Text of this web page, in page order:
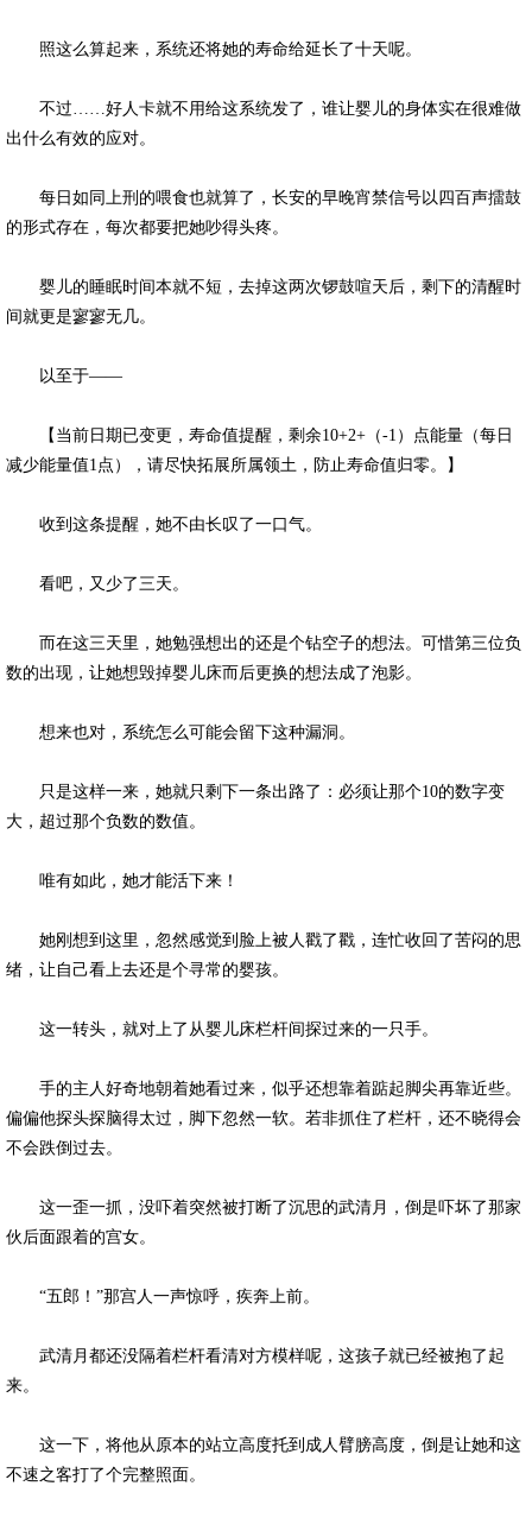
照这么算起来，系统还将她的寿命给延长了十天呢。
不过……好人卡就不用给这系统发了，谁让婴儿的身体实在很难做
出什么有效的应对。
每日如同上刑的喂食也就算了，长安的早晚宵禁信号以四百声擂鼓
的形式存在，每次都要把她吵得头疼。
婴儿的睡眠时间本就不短，去掉这两次锣鼓喧天后，剩下的清醒时
间就更是寥寥无几。
以至于——
【当前日期已变更，寿命值提醒，剩余10+2+（-1）点能量（每日
减少能量值1点），请尽快拓展所属领土，防止寿命值归零。】
收到这条提醒，她不由长叹了一口气。
看吧，又少了三天。
而在这三天里，她勉强想出的还是个钻空子的想法。可惜第三位负
数的出现，让她想毁掉婴儿床而后更换的想法成了泡影。
想来也对，系统怎么可能会留下这种漏洞。
只是这样一来，她就只剩下一条出路了：必须让那个10的数字变
大，超过那个负数的数值。
唯有如此，她才能活下来！
她刚想到这里，忽然感觉到脸上被人戳了戳，连忙收回了苦闷的思
绪，让自己看上去还是个寻常的婴孩。
这一转头，就对上了从婴儿床栏杆间探过来的一只手。
手的主人好奇地朝着她看过来，似乎还想靠着踮起脚尖再靠近些。
偏偏他探头探脑得太过，脚下忽然一软。若非抓住了栏杆，还不晓得会
不会跌倒过去。
这一歪一抓，没吓着突然被打断了沉思的武清月，倒是吓坏了那家
伙后面跟着的宫女。
“五郎！”那宫人一声惊呼，疾奔上前。
武清月都还没隔着栏杆看清对方模样呢，这孩子就已经被抱了起
来。
这一下，将他从原本的站立高度托到成人臂膀高度，倒是让她和这
不速之客打了个完整照面。